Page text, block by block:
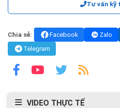
Tư vấn kỹ
Chia sẻ: Facebook Zalo
Telegram
VIDEO THỰC TẾ